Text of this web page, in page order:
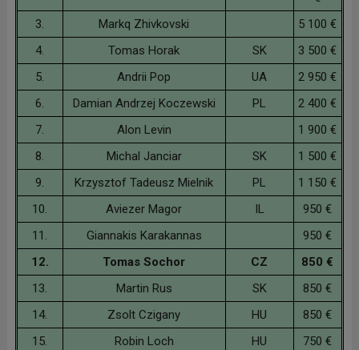
3.
Markq Zhivkovski
5 100 €
4.
Tomas Horak SK
3 500 €
5.
Andrii Pop UA
2 950 €
6.
Damian Andrzej Koczewski PL
2 400 €
7.
Alon Levin
1 900 €
8.
Michal Janciar SK
1 500 €
9.
Krzysztof Tadeusz Mielnik PL
1 150 €
10.
Aviezer Magor IL
950 €
11.
Giannakis Karakannas
950 €
12.
Tomas Sochor CZ
850 €
13.
Martin Rus SK
850 €
14.
Zsolt Czigany HU
850 €
15.
Robin Loch HU
750 €